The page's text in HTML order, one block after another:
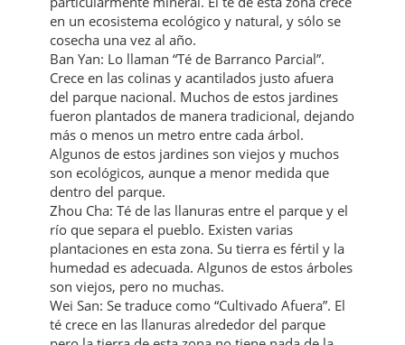
en un ecosistema ecológico y natural, y sólo se
cosecha una vez al año.
Ban Yan: Lo llaman “Té de Barranco Parcial”.
Crece en las colinas y acantilados justo afuera
del parque nacional. Muchos de estos jardines
fueron plantados de manera tradicional, dejando
más o menos un metro entre cada árbol.
Algunos de estos jardines son viejos y muchos
son ecológicos, aunque a menor medida que
dentro del parque.
Zhou Cha: Té de las llanuras entre el parque y el
río que separa el pueblo. Existen varias
plantaciones en esta zona. Su tierra es fértil y la
humedad es adecuada. Algunos de estos árboles
son viejos, pero no muchas.
Wei San: Se traduce como “Cultivado Afuera”. El
té crece en las llanuras alrededor del parque